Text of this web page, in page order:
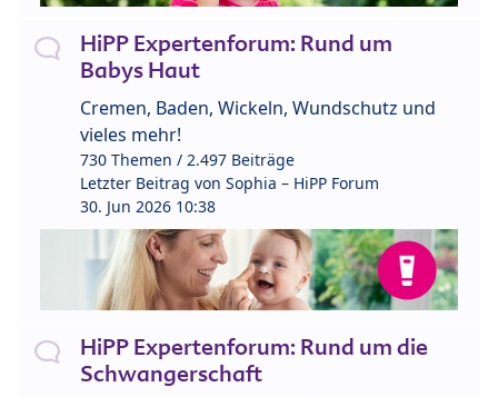
HiPP Expertenforum: Rund um
Babys Haut
Cremen, Baden, Wickeln, Wundschutz und
vieles mehr!
730 Themen / 2.497 Beiträge
Letzter Beitrag von Sophia – HiPP Forum
30. Jun 2026 10:38
HiPP Expertenforum: Rund um die
Schwangerschaft